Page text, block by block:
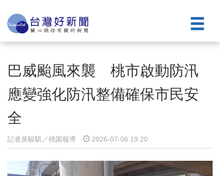
巴威颱風來襲 桃市啟動防汛
應變強化防汛整備確保市民安
全
記者黃駿騏／桃園報導 2026-07-06 19:20